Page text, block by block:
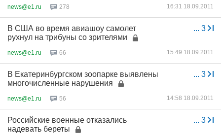
news@e1.ru 278 16:31 18.09.2011
... 3
В США во время авиашоу самолет
рухнул на трибуны со зрителями
news@e1.ru 66 15:49 18.09.2011
... 3
В Екатеринбургском зоопарке выявлены
многочисленные нарушения
news@e1.ru 56 14:58 18.09.2011
... 3
Российские военные отказались
надевать береты